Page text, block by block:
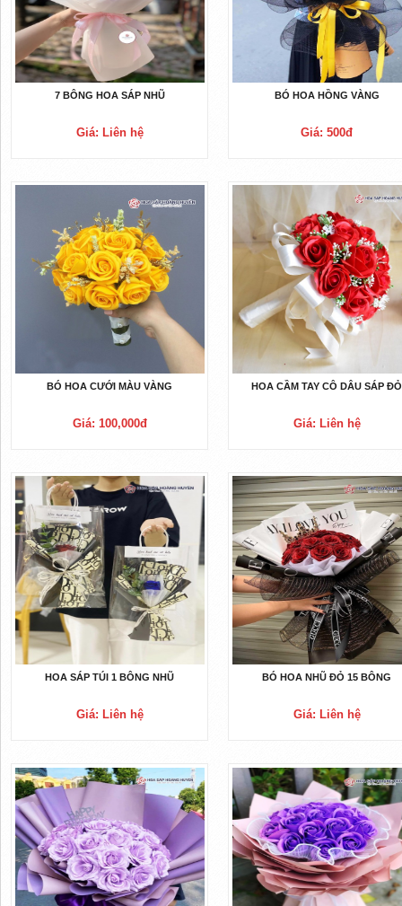
7 BÔNG HOA SÁP NHŨ
Giá: Liên hệ
BÓ HOA HỒNG VÀNG
Giá: 500đ
BÓ HOA CƯỚI MÀU VÀNG
Giá: 100,000đ
HOA CẦM TAY CÔ DÂU SÁP ĐỎ
Giá: Liên hệ
HOA SÁP TÚI 1 BÔNG NHŨ
Giá: Liên hệ
BÓ HOA NHŨ ĐỎ 15 BÔNG
Giá: Liên hệ